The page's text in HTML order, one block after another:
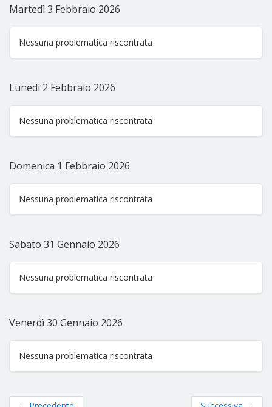
Martedì 3 Febbraio 2026
Nessuna problematica riscontrata
Lunedì 2 Febbraio 2026
Nessuna problematica riscontrata
Domenica 1 Febbraio 2026
Nessuna problematica riscontrata
Sabato 31 Gennaio 2026
Nessuna problematica riscontrata
Venerdì 30 Gennaio 2026
Nessuna problematica riscontrata